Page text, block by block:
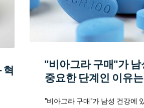
혁
"비아그라 구매"가 남
중요한 단계인 이유
"비아그라 구매"가 남성 건강에